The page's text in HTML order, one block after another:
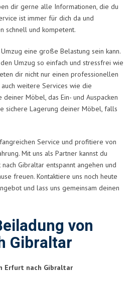
dir gerne alle Informationen, die du
ist immer für dich da und
schnell und kompetent.
eine große Belastung sein kann.
Umzug so einfach und stressfrei wie
dir nicht nur einen professionellen
weitere Services wie die
Möbel, das Ein- und Auspacken
sichere Lagerung deiner Möbel, falls
Service und profitiere von
Mit uns als Partner kannst du
Gibraltar entspannt angehen und
freuen. Kontaktiere uns noch heute
und lass uns gemeinsam deinen
von
Gibraltar
Erfurt nach Gibraltar